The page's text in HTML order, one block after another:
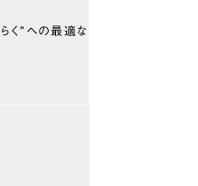
く”への最適な